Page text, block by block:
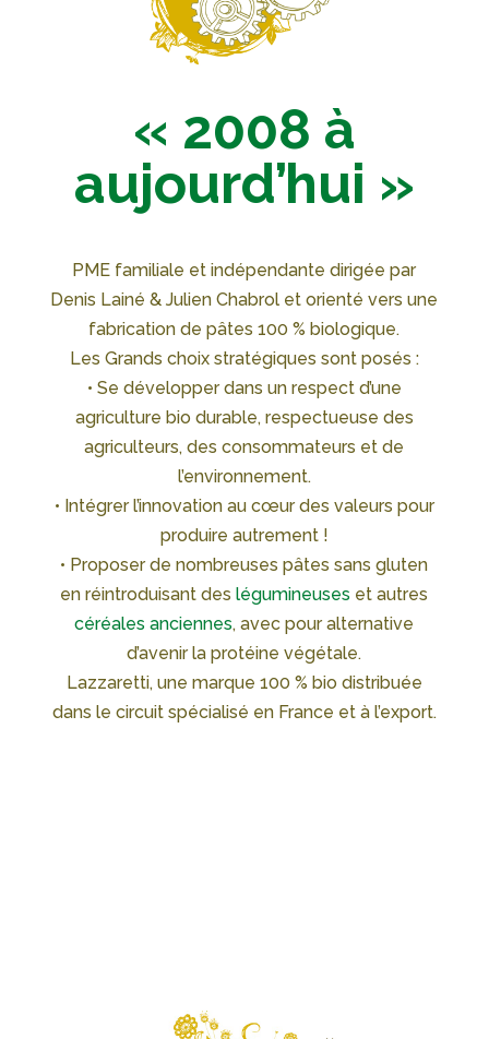
« 2008 à
aujourd’hui »
PME familiale et indépendante dirigée par
Denis Lainé & Julien Chabrol et orienté vers une
fabrication de pâtes 100 % biologique.
Les Grands choix stratégiques sont posés :
• Se développer dans un respect d’une
agriculture bio durable, respectueuse des
agriculteurs, des consommateurs et de
l’environnement.
• Intégrer l’innovation au cœur des valeurs pour
produire autrement !
• Proposer de nombreuses pâtes sans gluten
en réintroduisant deslégumineuses et autres
céréales anciennes, avec pour alternative
d’avenir la protéine végétale.
Lazzaretti, une marque 100 % bio distribuée
dans le circuit spécialisé en France et à l’export.